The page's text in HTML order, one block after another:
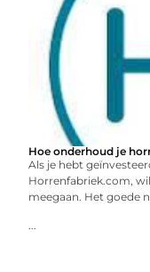
Hoe onderhoud je
Als je hebt
Horrenfabriek.com,
meegaan. Het goede
...